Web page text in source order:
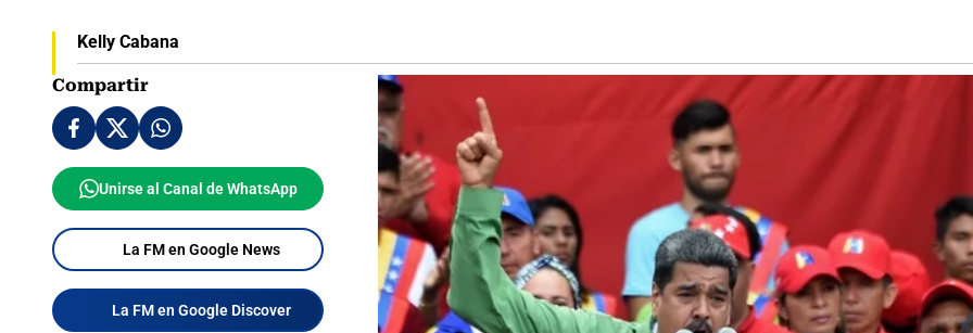
Kelly Cabana
Compartir
Unirse al Canal de WhatsApp
La FM en Google News
La FM en Google Discover